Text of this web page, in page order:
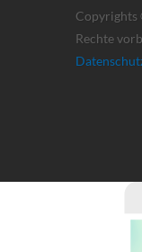
Copyrights
Rechte